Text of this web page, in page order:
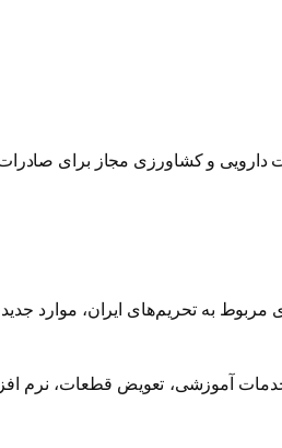
دارویی و کشاورزی مجاز برای صادرات
به تحریم‌های ایران، موارد
آموزشی، تعویض قطعات، نرم